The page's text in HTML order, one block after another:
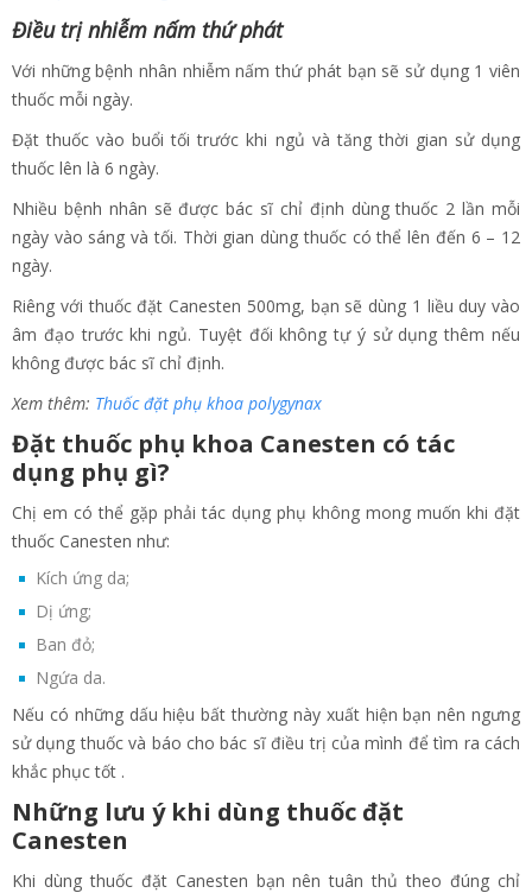
Điều trị nhiễm nấm thứ phát
Với những bệnh nhân nhiễm nấm thứ phát bạn sẽ sử dụng 1 viên
thuốc mỗi ngày.
Đặt thuốc vào buổi tối trước khi ngủ và tăng thời gian sử dụng
thuốc lên là 6 ngày.
Nhiều bệnh nhân sẽ được bác sĩ chỉ định dùng thuốc 2 lần mỗi
ngày vào sáng và tối. Thời gian dùng thuốc có thể lên đến 6 – 12
ngày.
Riêng với thuốc đặt Canesten 500mg, bạn sẽ dùng 1 liều duy vào
âm đạo trước khi ngủ. Tuyệt đối không tự ý sử dụng thêm nếu
không được bác sĩ chỉ định.
Xem thêm: Thuốc đặt phụ khoa polygynax
Đặt thuốc phụ khoa Canesten có tác
dụng phụ gì?
Chị em có thể gặp phải tác dụng phụ không mong muốn khi đặt
thuốc Canesten như:
Kích ứng da;
Dị ứng;
Ban đỏ;
Ngứa da.
Nếu có những dấu hiệu bất thường này xuất hiện bạn nên ngưng
sử dụng thuốc và báo cho bác sĩ điều trị của mình để tìm ra cách
khắc phục tốt .
Những lưu ý khi dùng thuốc đặt
Canesten
Khi dùng thuốc đặt Canesten bạn nên tuân thủ theo đúng chỉ